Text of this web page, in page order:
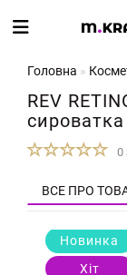
Головна
REV
0
ВСЕ ПРО
Новинка
Хіт